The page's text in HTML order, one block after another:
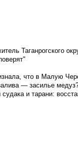
Таганрогского
что в Малую
— засилье
и тарани: